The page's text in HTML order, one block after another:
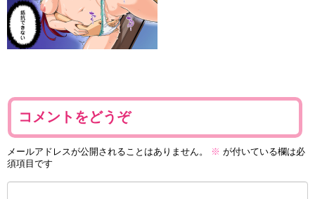
コメントをどうぞ
メールアドレスが公開されることはありません。 ※ が付いている欄は必
須項目です